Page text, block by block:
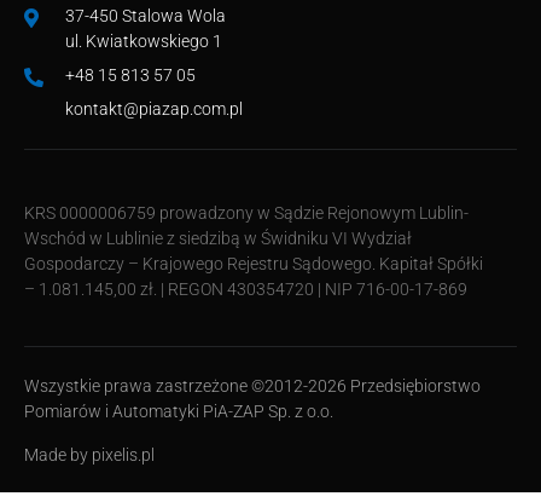
37-450 Stalowa Wola
ul. Kwiatkowskiego 1
+48 15 813 57 05
kontakt@piazap.com.pl
KRS 0000006759 prowadzony w Sądzie Rejonowym Lublin-
Wschód w Lublinie z siedzibą w Świdniku VI Wydział
Gospodarczy – Krajowego Rejestru Sądowego. Kapitał Spółki
– 1.081.145,00 zł. | REGON 430354720 | NIP 716-00-17-869
Wszystkie prawa zastrzeżone ©2012-2026 Przedsiębiorstwo
Pomiarów i Automatyki PiA-ZAP Sp. z o.o.
Made by pixelis.pl